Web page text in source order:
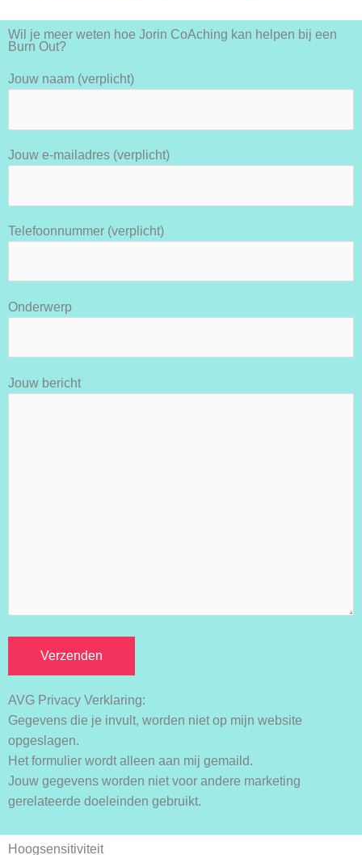
Wil je meer weten hoe Jorin CoAching kan helpen bij een
Burn Out?
Jouw naam (verplicht)
Jouw e-mailadres (verplicht)
Telefoonnummer (verplicht)
Onderwerp
Jouw bericht
AVG Privacy Verklaring:
Gegevens die je invult, worden niet op mijn website
opgeslagen.
Het formulier wordt alleen aan mij gemaild.
Jouw gegevens worden niet voor andere marketing
gerelateerde doeleinden gebruikt.
Hoogsensitiviteit